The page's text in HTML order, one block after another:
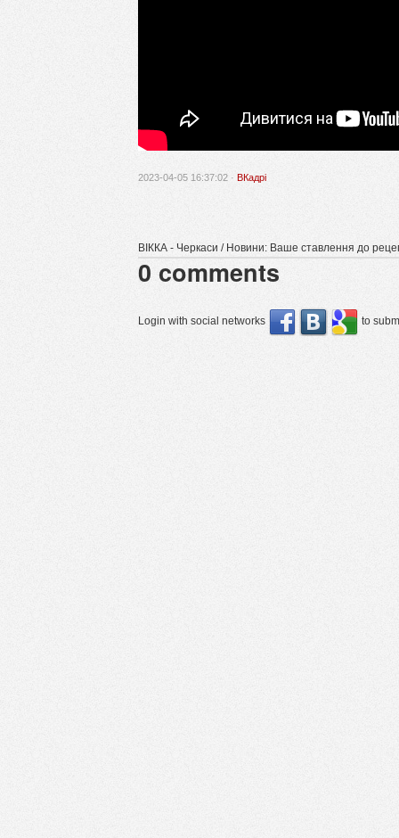
2023-04-05 16:37:02 · ВКадрі
ВІККА - Черкаси / Новини: Ваше ставлення до
0 comments
Login with social networks to